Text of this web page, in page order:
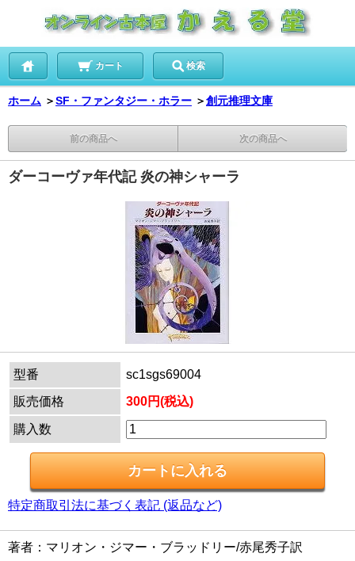
カート 検索
ホーム ＞SF・ファンタジー・ホラー ＞創元推理文庫
前の商品へ 次の商品へ
ダーコーヴァ年代記 炎の神シャーラ
型番
sc1sgs69004
販売価格
300円(税込)
購入数
特定商取引法に基づく表記 (返品など)
著者：マリオン・ジマー・ブラッドリー/赤尾秀子訳